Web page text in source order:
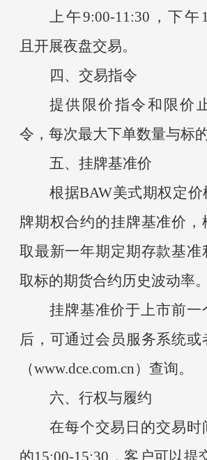
上午9:00-11:30，下午
且开展夜盘交易。
四、交易指令
提供限价指令和限价
令，每次最大下单数量与标
五、挂牌基准价
根据BAW美式期权定
牌期权合约的挂牌基准价，
取最新一年期定期存款基准
取标的期货合约历史波动率。
挂牌基准价于上市前一
后，可通过会员服务系统
（www.dce.com.cn）查询。
六、行权与履约
在每个交易日的交易时
的15:00-15:30，客户可以提